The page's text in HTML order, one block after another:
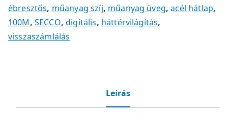
ébresztős, műanyag szíj, műanyag üveg,acél hátlap,
100M, SECCO,digitális, háttérvilágítás,
visszaszámlálás
Leírás